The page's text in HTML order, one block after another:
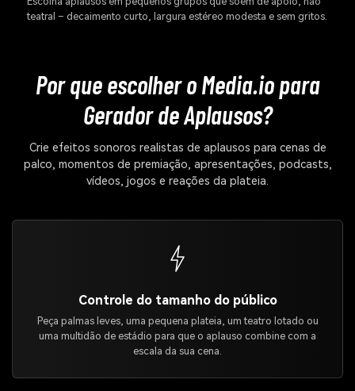
teatral – decaimento curto, largura estéreo modesta e sem gritos.
Por que escolher o Media.io para
Gerador de Aplausos?
Crie efeitos sonoros realistas de aplausos para cenas de
palco, momentos de premiação, apresentações, podcasts,
vídeos, jogos e reações da plateia.
Controle do tamanho do público
Peça palmas leves, uma pequena plateia, um teatro lotado ou
uma multidão de estádio para que o aplauso combine com a
escala da sua cena.